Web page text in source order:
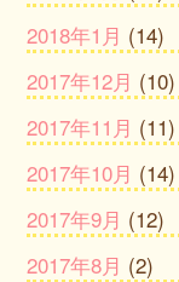
2018年1月 (14)
2017年12月 (10)
2017年11月 (11)
2017年10月 (14)
2017年9月 (12)
2017年8月 (2)